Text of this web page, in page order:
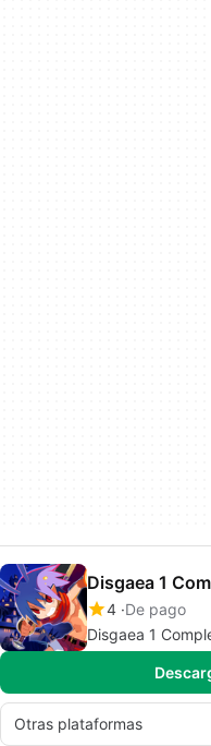
Disgaea 1
4 De pago
Disgaea 1
Otras plataformas